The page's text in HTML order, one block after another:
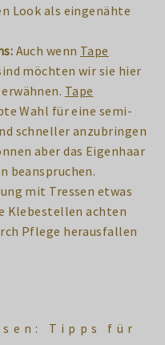
Look als eingenähte
Auch wenn Tape
möchten wir sie hier
Tape
Wahl für eine semi-
schneller anzubringen
aber das Eigenhaar
beanspruchen.
mit Tressen etwas
Klebestellen achten
Pflege herausfallen
Tipps für